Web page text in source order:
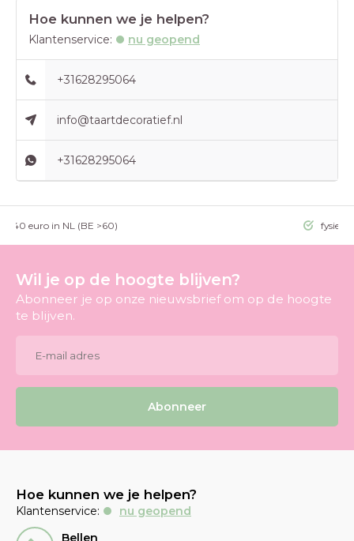
Hoe kunnen we je helpen?
Klantenservice: nu geopend
+31628295064
info@taartdecoratief.nl
+31628295064
>40 euro in NL (BE >60) fysieke
Wil je op de hoogte blijven?
Abonneer je op onze nieuwsbrief om op de hoogte
te blijven.
Abonneer
Hoe kunnen we je helpen?
Klantenservice:
nu geopend
Bellen